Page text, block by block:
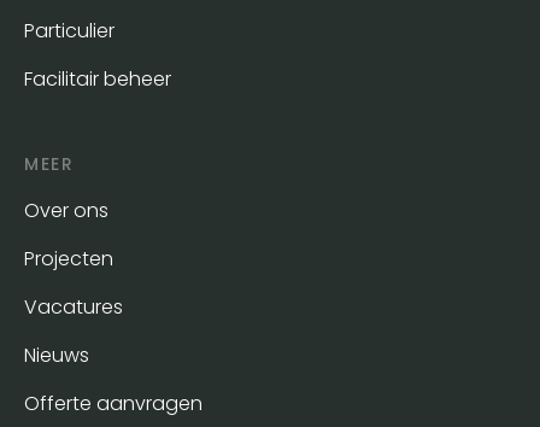
Particulier
Facilitair beheer
MEER
Over ons
Projecten
Vacatures
Nieuws
Offerte aanvragen